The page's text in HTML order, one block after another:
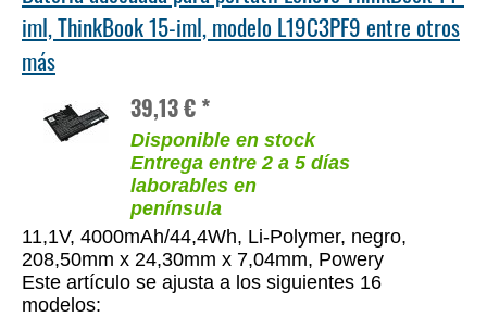
iml, ThinkBook 15-iml, modelo L19C3PF9 entre otros
más
39,13 € *
Disponible en stock
Entrega entre 2 a 5 días
laborables en
península
11,1V, 4000mAh/44,4Wh, Li-Polymer, negro,
208,50mm x 24,30mm x 7,04mm, Powery
Este artículo se ajusta a los siguientes 16
modelos: